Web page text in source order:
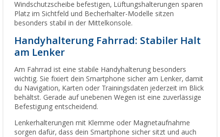
Windschutzscheibe befestigen, Lüftungshalterungen sparen
Platz im Sichtfeld und Becherhalter-Modelle sitzen
besonders stabil in der Mittelkonsole.
Handyhalterung Fahrrad: Stabiler Halt
am Lenker
Am Fahrrad ist eine stabile Handyhalterung besonders
wichtig. Sie fixiert dein Smartphone sicher am Lenker, damit
du Navigation, Karten oder Trainingsdaten jederzeit im Blick
behältst. Gerade auf unebenen Wegen ist eine zuverlässige
Befestigung entscheidend.
Lenkerhalterungen mit Klemme oder Magnetaufnahme
sorgen dafür, dass dein Smartphone sicher sitzt und auch